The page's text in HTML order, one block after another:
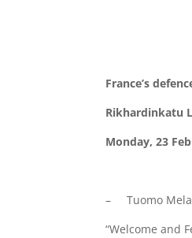
France’s
Rikhardinkatu
Monday, 23
– Tuomo
“Welcome and